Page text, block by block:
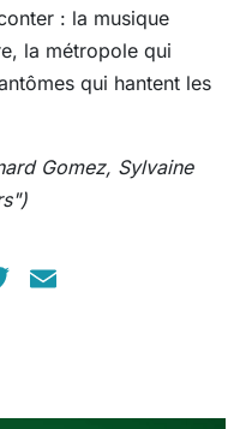
: la musique
la métropole qui
qui hantent les
Gomez, Sylvaine
Twitter